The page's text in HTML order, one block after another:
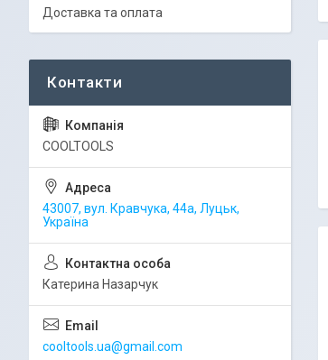
Доставка та оплата
COOLTOOLS
43007, вул. Кравчука, 44а, Луцьк,
Україна
Катерина Назарчук
cooltools.ua@gmail.com